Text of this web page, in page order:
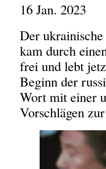
16 Jan. 2023
Der
kam durch
frei und lebt
Beginn der
Wort mit einer
Vorschlägen